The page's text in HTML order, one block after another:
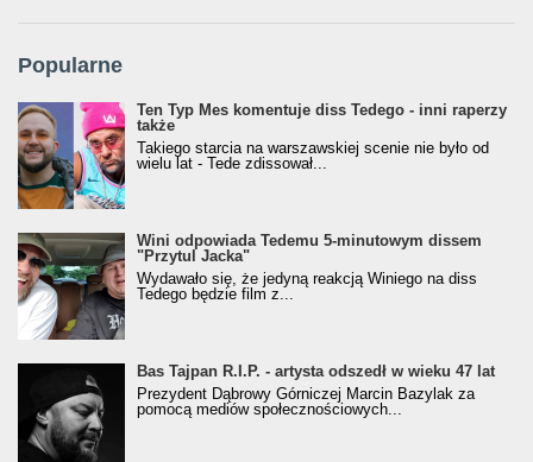
Popularne
Ten Typ Mes komentuje diss Tedego - inni raperzy
także
Takiego starcia na warszawskiej scenie nie było od
wielu lat - Tede zdissował...
Wini odpowiada Tedemu 5-minutowym dissem
"Przytul Jacka"
Wydawało się, że jedyną reakcją Winiego na diss
Tedego będzie film z...
Bas Tajpan R.I.P. - artysta odszedł w wieku 47 lat
Prezydent Dąbrowy Górniczej Marcin Bazylak za
pomocą mediów społecznościowych...